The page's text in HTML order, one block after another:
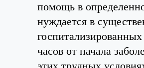
помощь в
нуждается в
часов от начала